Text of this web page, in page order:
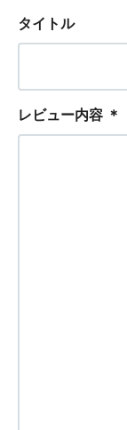
タイトル
レビュー内容 ＊